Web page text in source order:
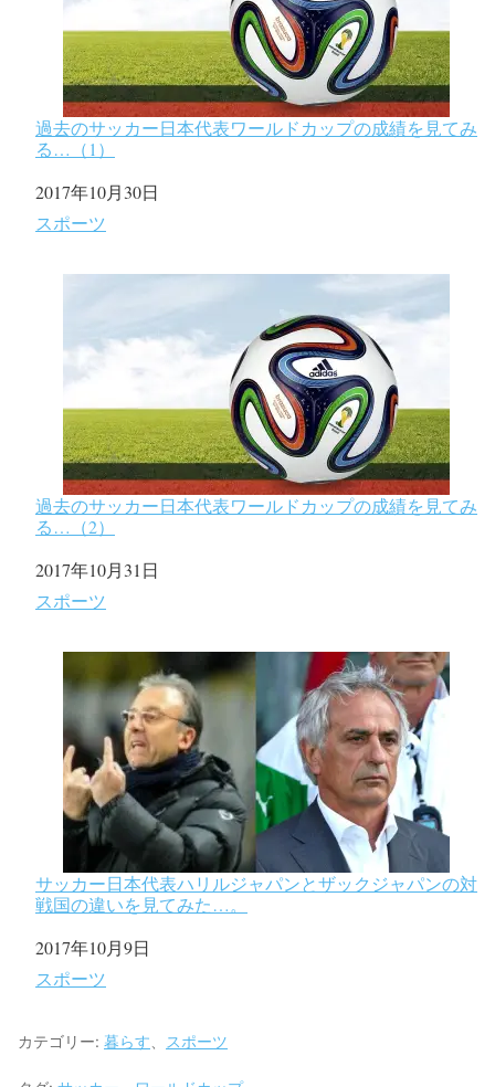
過去のサッカー日本代表ワールドカップの成績を見てみ
る…（1）
日付
2017年10月30日
関連理由
スポーツ
過去のサッカー日本代表ワールドカップの成績を見てみ
る…（2）
日付
2017年10月31日
関連理由
スポーツ
サッカー日本代表ハリルジャパンとザックジャパンの対
戦国の違いを見てみた…。
日付
2017年10月9日
関連理由
スポーツ
カテゴリー: 暮らす スポーツ